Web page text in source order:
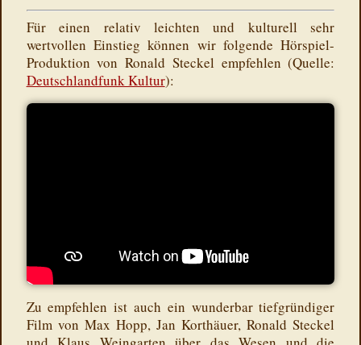
Für einen relativ leichten und kulturell sehr
wertvollen Einstieg können wir folgende Hörspiel-
Produktion von Ronald Steckel empfehlen (Quelle:
Deutschlandfunk Kultur):
Zu empfehlen ist auch ein wunderbar tiefgründiger
Film von Max Hopp, Jan Korthäuer, Ronald Steckel